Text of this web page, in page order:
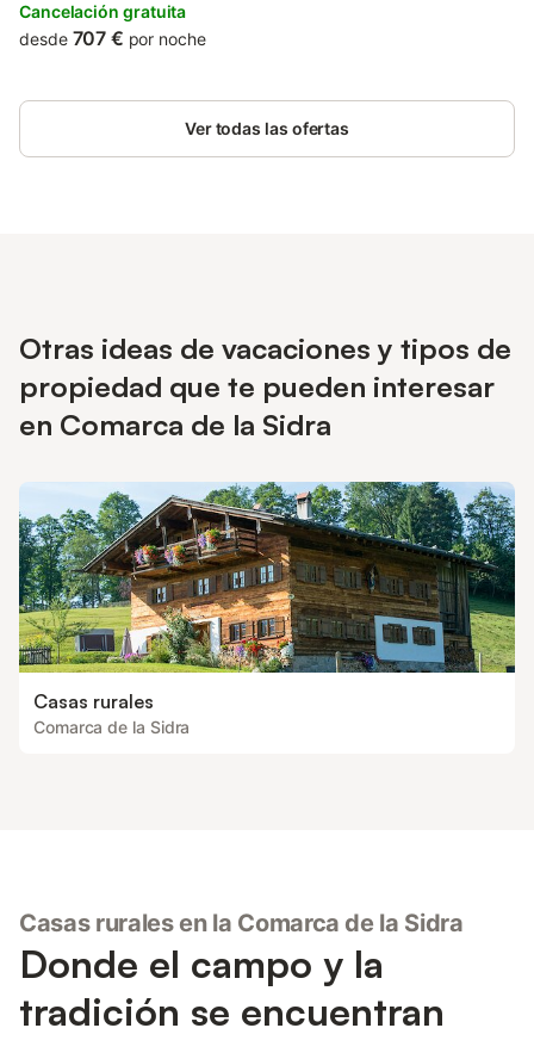
parking and free WiFi.
Cancelación gratuita
desde 707 € por noche
Ver todas las ofertas
Otras ideas de vacaciones y tipos de
propiedad que te pueden interesar
en Comarca de la Sidra
Casas rurales
Comarca de la Sidra
Casas rurales en la Comarca de la Sidra
Donde el campo y la
tradición se encuentran